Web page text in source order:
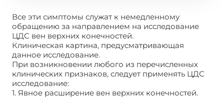
Все эти симптомы служат к немедленному
обращению за направлением на исследование
ЦДС вен верхних конечностей.
Клиническая картина, предусматривающая
данное исследование.
При возникновении любого из перечисленных
клинических признаков, следует применять ЦДС
исследование:
1. Явное расширение вен верхних конечностей.